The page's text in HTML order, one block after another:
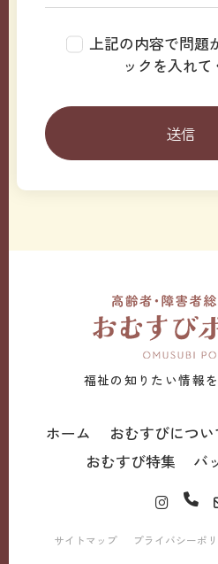
上記の内容で問題
ックを入れて
福祉の知りたい情報
ホーム おむすびについ
おむすび特集
バ
サイトマップ プライバシーポ